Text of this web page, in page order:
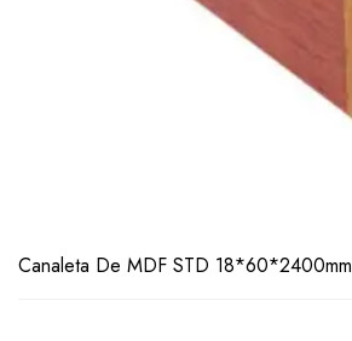
Canaleta De MDF STD 18*60*2400mm